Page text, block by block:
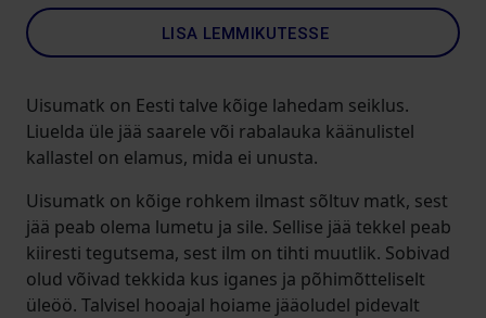
LISA LEMMIKUTESSE
Uisumatk on Eesti talve kõige lahedam seiklus.
Liuelda üle jää saarele või rabalauka käänulistel
kallastel on elamus, mida ei unusta.
Uisumatk on kõige rohkem ilmast sõltuv matk, sest
jää peab olema lumetu ja sile. Sellise jää tekkel peab
kiiresti tegutsema, sest ilm on tihti muutlik. Sobivad
olud võivad tekkida kus iganes ja põhimõtteliselt
üleöö. Talvisel hooajal hoiame jääoludel pidevalt